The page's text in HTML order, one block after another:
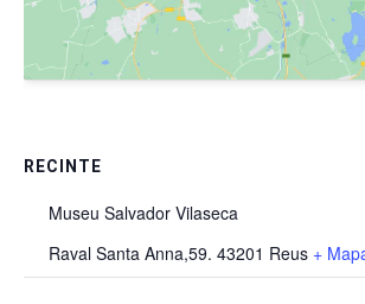
RECINTE
Museu Salvador Vilaseca
Raval Santa Anna,59. 43201 Reus +